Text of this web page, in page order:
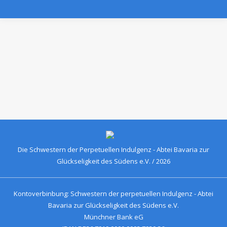
Die Schwestern der Perpetuellen Indulgenz - Abtei Bavaria zur
Glückseligkeit des Südens e.V. / 2026
Kontoverbinbung: Schwestern der perpetuellen Indulgenz - Abtei
Bavaria zur Glückseligkeit des Südens e.V.
Münchner Bank eG